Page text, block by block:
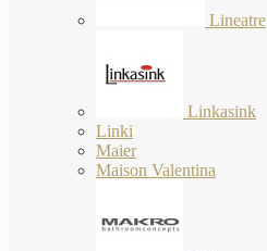
Lineatre
Linkasink
Linki
Maier
Maison Valentina